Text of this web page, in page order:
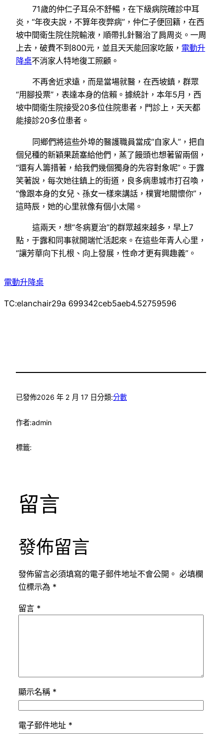
71歲的仲仁子耳朵不舒暢，在下級病院確診中耳
炎，“年夜夫說，不算年夜弊病”，仲仁子便回籍，在西
坡中間衛生院住院輸液，順帶扎針醫治了肩周炎。一周
上去，破費不到800元，並且天天能回家吃飯， 電動升
降桌不消家人特地復工照顧。
不再舍近求遠，而是當場就醫，在西坡鎮，群眾
“用腳投票”，表達本身的信賴。據統計，本年5月，西
坡中間衛生院接受20多位住院患者，門診上，天天都
能接診20多位患者。
同鄉們將這些外埠的醫護職員當成“自家人”，把自
個兒種的新穎果蔬塞給他們，蒸了饅頭也想著留兩個，
“還有人籌措著，給我們幾個獨身的先容對象呢”。于露
笑著說，每次她往鎮上的街道，良多病患城市打召喚，
“像跟本身的女兒、孫女一樣來講話，樸實地關懷你”，
這時辰，她的心里就像有個小太陽。
這兩天，想“冬病夏治”的群眾越來越多，早上7
點，于露和同事就開端忙活起來。在這些年青人心里，
“讓芳華向下扎根、向上發展，性命才更有興趣義”。
電動升降桌
TC:elanchair29a 699342ceb5aeb4.52759596
已發佈2026 年 2 月 17 日分類:分數
作者:admin
標籤:
留言
發佈留言
發佈留言必須填寫的電子郵件地址不會公開。 必填欄
位標示為 *
留言 *
顯示名稱 *
電子郵件地址 *